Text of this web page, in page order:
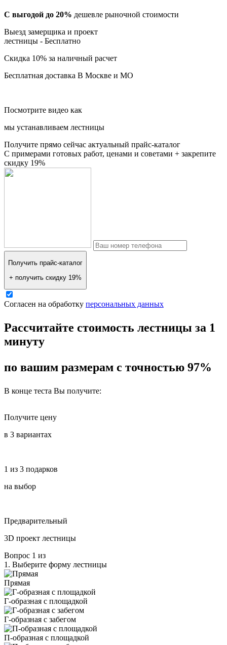
С выгодой до 20% дешевле рыночной стоимости
Выезд замерщика и проект
лестницы - Бесплатно
Скидка 10% за наличный расчет
Бесплатная доставка В Москве и МО
Посмотрите видео как
мы устанавливаем лестницы
Получите прямо сейчас актуальный прайс-каталог
С примерами готовых работ, ценами и советами + закрепите
скидку 19%
Получить прайс-каталог
+ получить скидку 19%
Согласен на обработку персональных данных
Рассчитайте стоимость лестницы за 1
минуту
по вашим размерам с точностью 97%
В конце теста Вы получите:
Получите цену
в 3 вариантах
1 из 3 подарков
на выбор
Предварительный
3D проект лестницы
Вопрос 1 из
1. Выберите форму лестницы
Прямая
Г‑образная с площадкой
Г‑образная с забегом
П‑образная с площадкой